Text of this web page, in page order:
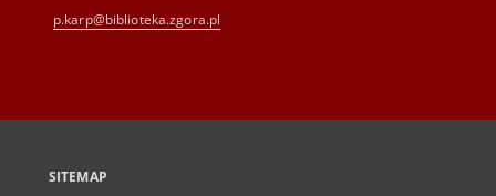
p.karp@biblioteka.zgora.pl
SITEMAP